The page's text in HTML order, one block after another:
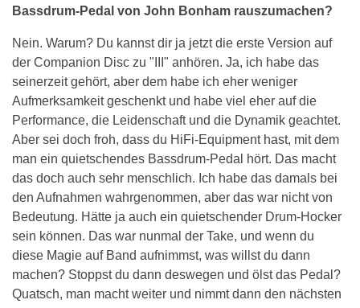
Bassdrum-Pedal von John Bonham rauszumachen?
Nein. Warum? Du kannst dir ja jetzt die erste Version auf
der Companion Disc zu "III" anhören. Ja, ich habe das
seinerzeit gehört, aber dem habe ich eher weniger
Aufmerksamkeit geschenkt und habe viel eher auf die
Performance, die Leidenschaft und die Dynamik geachtet.
Aber sei doch froh, dass du HiFi-Equipment hast, mit dem
man ein quietschendes Bassdrum-Pedal hört. Das macht
das doch auch sehr menschlich. Ich habe das damals bei
den Aufnahmen wahrgenommen, aber das war nicht von
Bedeutung. Hätte ja auch ein quietschender Drum-Hocker
sein können. Das war nunmal der Take, und wenn du
diese Magie auf Band aufnimmst, was willst du dann
machen? Stoppst du dann deswegen und ölst das Pedal?
Quatsch, man macht weiter und nimmt dann den nächsten